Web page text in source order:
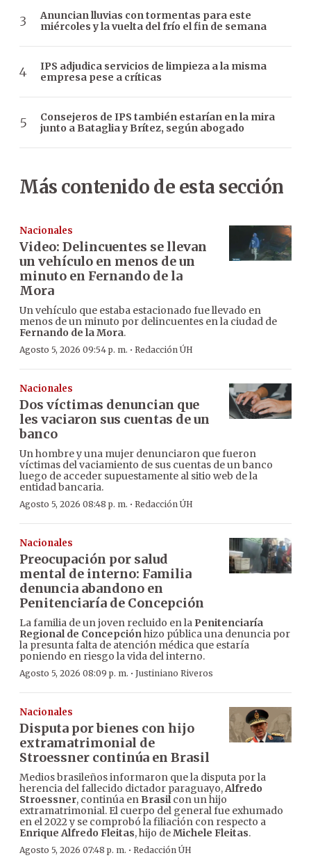
Anuncian lluvias con tormentas para este
miércoles y la vuelta del frío el fin de semana
IPS adjudica servicios de limpieza a la misma
empresa pese a críticas
Consejeros de IPS también estarían en la mira
junto a Bataglia y Brítez, según abogado
Más contenido de esta sección
Nacionales
Video: Delincuentes se llevan
un vehículo en menos de un
minuto en Fernando de la
Mora
Un vehículo que estaba estacionado fue llevado en
menos de un minuto por delincuentes en la ciudad de
Fernando de la Mora.
Agosto 5, 2026 09:54 p. m. · Redacción ÚH
Nacionales
Dos víctimas denuncian que
les vaciaron sus cuentas de un
banco
Un hombre y una mujer denunciaron que fueron
víctimas del vaciamiento de sus cuentas de un banco
luego de acceder supuestamente al sitio web de la
entidad bancaria.
Agosto 5, 2026 08:48 p. m. · Redacción ÚH
Nacionales
Preocupación por salud
mental de interno: Familia
denuncia abandono en
Penitenciaría de Concepción
La familia de un joven recluido en la Penitenciaría
Regional de Concepciónhizo pública una denuncia por
la presunta falta de atención médica que estaría
poniendo en riesgo la vida del interno.
Agosto 5, 2026 08:09 p. m. · Justiniano Riveros
Nacionales
Disputa por bienes con hijo
extramatrimonial de
Stroessner continúa en Brasil
Medios brasileños informaron que la disputa por la
herencia del fallecido dictador paraguayo,Alfredo
Stroessner, continúa en Brasilcon un hijo
extramatrimonial. El cuerpo del general fue exhumado
en el 2022 y se comprobó la filiación con respecto a
Enrique Alfredo Fleitas, hijo deMichele Fleitas.
Agosto 5, 2026 07:48 p. m. · Redacción ÚH